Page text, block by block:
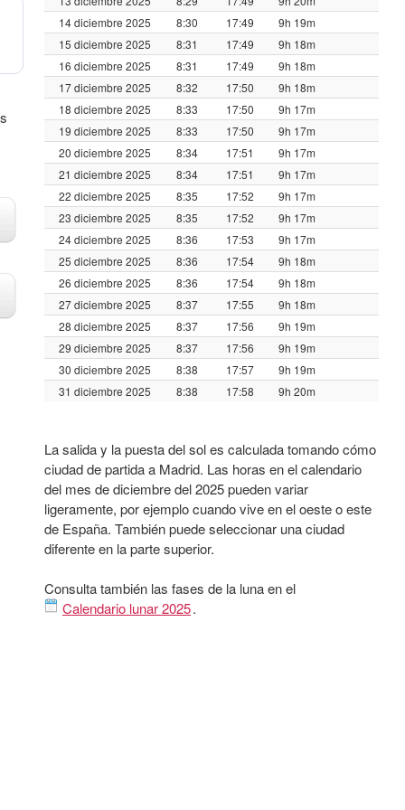
14 diciembre 2025
8:30 17:49
9h 19m
15 diciembre 2025
8:31 17:49
9h 18m
16 diciembre 2025
8:31 17:49
9h 18m
17 diciembre 2025
8:32 17:50
9h 18m
18 diciembre 2025
8:33 17:50
9h 17m
19 diciembre 2025
8:33 17:50
9h 17m
20 diciembre 2025
8:34 17:51
9h 17m
21 diciembre 2025
8:34 17:51
9h 17m
22 diciembre 2025
8:35 17:52
9h 17m
23 diciembre 2025
8:35 17:52
9h 17m
24 diciembre 2025
8:36 17:53
9h 17m
25 diciembre 2025
8:36 17:54
9h 18m
26 diciembre 2025
8:36 17:54
9h 18m
27 diciembre 2025
8:37 17:55
9h 18m
28 diciembre 2025
8:37 17:56
9h 19m
29 diciembre 2025
8:37 17:56
9h 19m
30 diciembre 2025
8:38 17:57
9h 19m
31 diciembre 2025
8:38 17:58 9h 20m
La salida y la puesta del sol es calculada tomando cómo
ciudad de partida a Madrid. Las horas en el calendario
del mes de diciembre del 2025 pueden variar
ligeramente, por ejemplo cuando vive en el oeste o este
de España. También puede seleccionar una ciudad
diferente en la parte superior.
Consulta también las fases de la luna en el
Calendario lunar 2025.